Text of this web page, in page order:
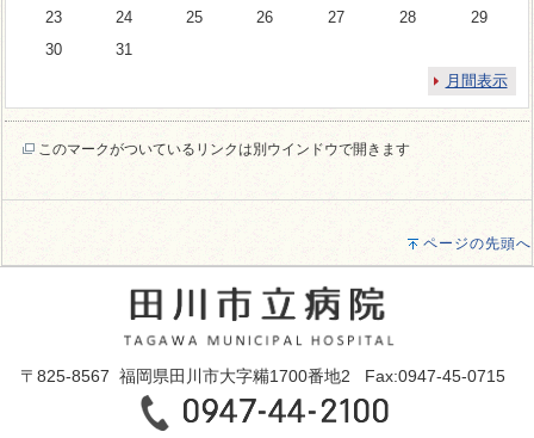
23
24 25 26 27 28
29
30
31
月間表示
このマークがついているリンクは別ウインドウで開きます
ページの先頭へ
〒825-8567 福岡県田川市大字糒1700番地2 Fax:0947-45-0715